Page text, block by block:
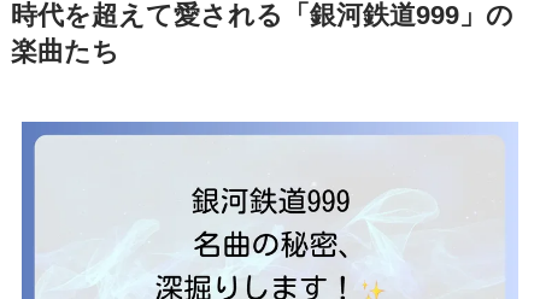
時代を超えて愛される「銀河鉄道999」の
楽曲たち